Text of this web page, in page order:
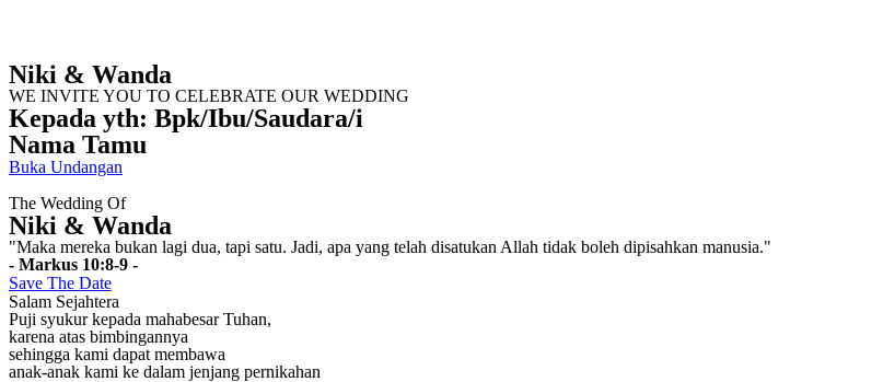
Niki & Wanda
WE INVITE YOU TO CELEBRATE OUR WEDDING
Kepada yth: Bpk/Ibu/Saudara/i
Nama Tamu
Buka Undangan
The Wedding Of
Niki & Wanda
"Maka mereka bukan lagi dua, tapi satu. Jadi, apa yang telah disatukan Allah tidak boleh dipisahkan manusia."
- Markus 10:8-9 -
Save The Date
Salam Sejahtera
Puji syukur kepada mahabesar Tuhan,
karena atas bimbingannya
sehingga kami dapat membawa
anak-anak kami ke dalam jenjang pernikahan